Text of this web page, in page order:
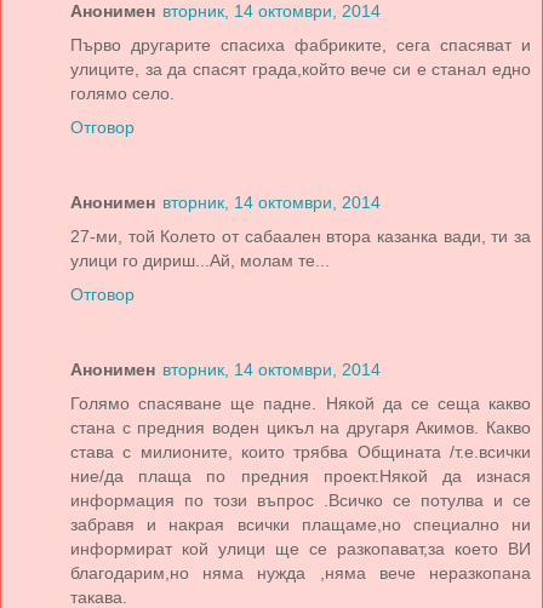
Анонимен вторник, 14 октомври, 2014
Първо другарите спасиха фабриките, сега спасяват и
улиците, за да спасят града,който вече си е станал едно
голямо село.
Отговор
Анонимен вторник, 14 октомври, 2014
27-ми, той Колето от сабаален втора казанка вади, ти за
улици го дириш...Ай, молам те...
Отговор
Анонимен вторник, 14 октомври, 2014
Голямо спасяване ще падне. Някой да се сеща какво
стана с предния воден цикъл на другаря Акимов. Какво
става с милионите, които трябва Общината /т.е.всички
ние/да плаща по предния проект.Някой да изнася
информация по този въпрос .Всичко се потулва и се
забравя и накрая всички плащаме,но специално ни
информират кой улици ще се разкопават,за което ВИ
благодарим,но няма нужда ,няма вече неразкопана
такава.